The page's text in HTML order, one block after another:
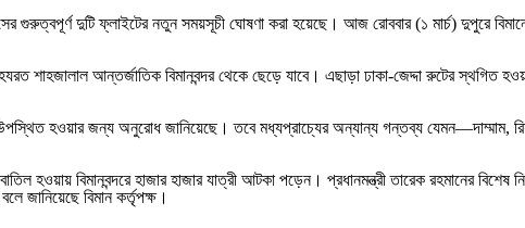
গুরুত্বপূর্ণ দুটি ফ্লাইটের নতুন সময়সূচী ঘোষণা করা হয়েছে। আজ রোববার (১ মার্চ) দুপুরে
শাহজালাল আন্তর্জাতিক বিমানবন্দর থেকে ছেড়ে যাবে। এছাড়া ঢাকা-জেদ্দা রুটের স্থগিত
হওয়ার জন্য অনুরোধ জানিয়েছে। তবে মধ্যপ্রাচ্যের অন্যান্য গন্তব্য যেমন—দাম্মাম,
হওয়ায় বিমানবন্দরে হাজার হাজার যাত্রী আটকা পড়েন। প্রধানমন্ত্রী তারেক রহমানের
জানিয়েছে বিমান কর্তৃপক্ষ।